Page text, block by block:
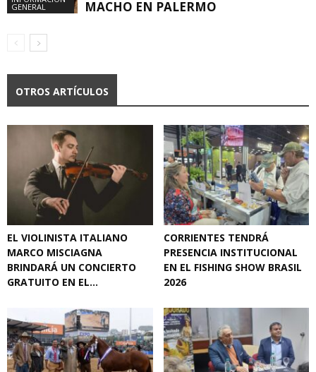
GENERAL MACHO EN PALERMO
OTROS ARTÍCULOS
EL VIOLINISTA ITALIANO
MARCO MISCIAGNA
BRINDARÁ UN CONCIERTO
GRATUITO EN EL...
CORRIENTES TENDRÁ
PRESENCIA INSTITUCIONAL
EN EL FISHING SHOW BRASIL
2026